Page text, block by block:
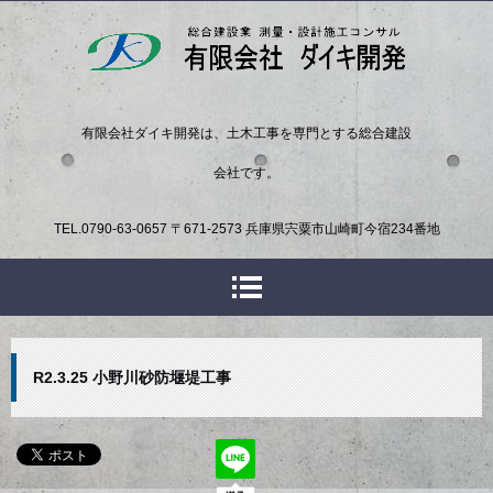
有限会社ダイキ開発は、土木工事を専門とする総合建設
会社です。
TEL. 0790-63-0657 〒671-2573 兵庫県宍粟市山崎町今宿234番地
R2.3.25 小野川砂防堰堤工事